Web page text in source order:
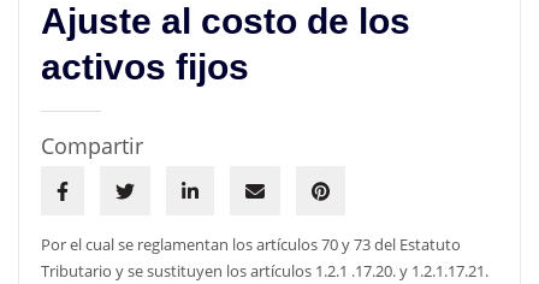
Ajuste al costo de los
activos fijos
Compartir
Por el cual se reglamentan los artículos 70 y 73 del Estatuto
Tributario y se sustituyen los artículos 1.2.1 .17.20. y 1.2.1.17.21.